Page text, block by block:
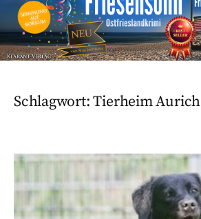
Schlagwort:Tierheim Aurich